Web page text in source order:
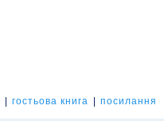
гостьова книга посилання